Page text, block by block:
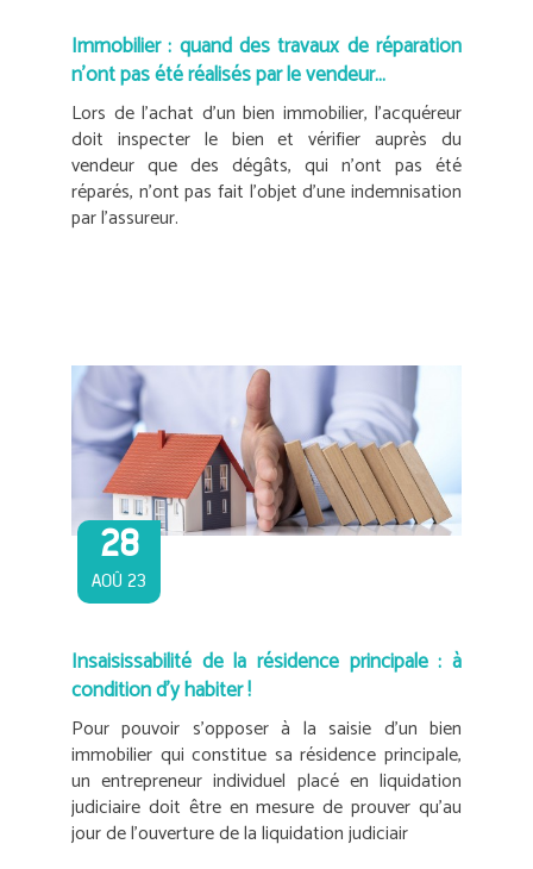
Immobilier : quand des travaux de réparation
n’ont pas été réalisés par le vendeur…
Lors de l’achat d’un bien immobilier, l’acquéreur
doit inspecter le bien et vérifier auprès du
vendeur que des dégâts, qui n’ont pas été
réparés, n’ont pas fait l’objet d’une indemnisation
par l’assureur.
28
AOÛ 23
Insaisissabilité de la résidence principale : à
condition d’y habiter !
Pour pouvoir s’opposer à la saisie d’un bien
immobilier qui constitue sa résidence principale,
un entrepreneur individuel placé en liquidation
judiciaire doit être en mesure de prouver qu’au
jour de l’ouverture de la liquidation judiciair